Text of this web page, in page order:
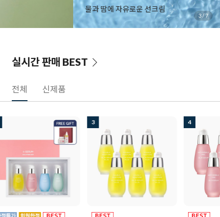
물과 땀에 자유로운 선크림
3/7
실시간 판매 BEST
전체 신제품